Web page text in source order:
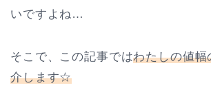
いですよね…
そこで、この記事ではわたしの値幅
介します☆